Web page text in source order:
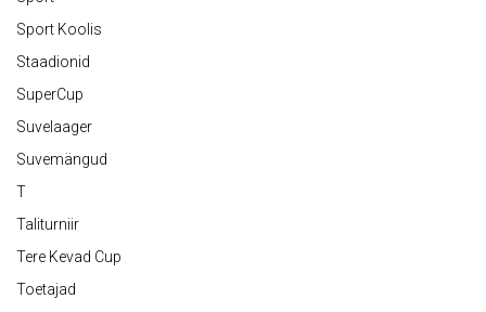
Sport Koolis
Staadionid
SuperCup
Suvelaager
Suvemängud
T
Taliturniir
Tere Kevad Cup
Toetajad